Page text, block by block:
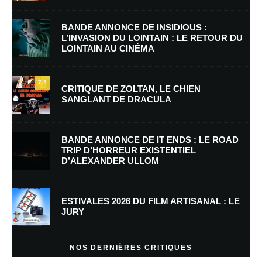
Nom*
E-mail*
Enregistrer mon nom, mon e-mail et mon site dans le navigateur pour
Prévenez-moi de tous les nouveaux commentaires par e-mail.
Prévenez-moi de tous les nouveaux articles par e-mail.
BANDE ANNONCE DE INSIDIOUS :
L’INVASION DU LOINTAIN : LE RETOUR DU
LOINTAIN AU CINÉMA
7.5
CRITIQUE DE ZOLTAN, LE CHIEN
SANGLANT DE DRACULA
BANDE ANNONCE DE IT ENDS : LE ROAD
TRIP D’HORREUR EXISTENTIEL
D’ALEXANDER ULLOM
ESTIVALES 2026 DU FILM ARTISANAL : LE
JURY
NOS DERNIÈRES CRITIQUES